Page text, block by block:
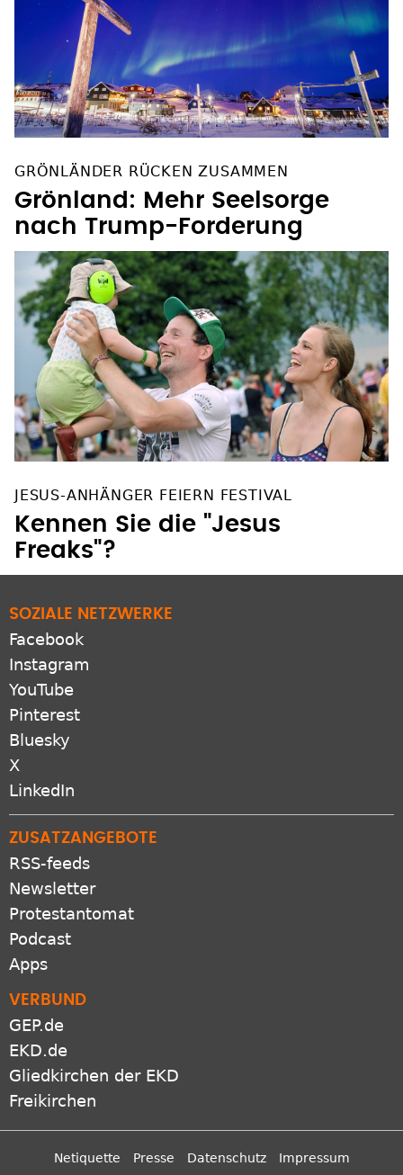
GRÖNLÄNDER RÜCKEN ZUSAMMEN
Grönland: Mehr Seelsorge
nach Trump-Forderung
JESUS-ANHÄNGER FEIERN FESTIVAL
Kennen Sie die "Jesus
Freaks"?
SOZIALE NETZWERKE
Facebook
Instagram
YouTube
Pinterest
Bluesky
X
LinkedIn
ZUSATZANGEBOTE
RSS-feeds
Newsletter
Protestantomat
Podcast
Apps
VERBUND
GEP.de
EKD.de
Gliedkirchen der EKD
Freikirchen
Netiquette Presse Datenschutz Impressum